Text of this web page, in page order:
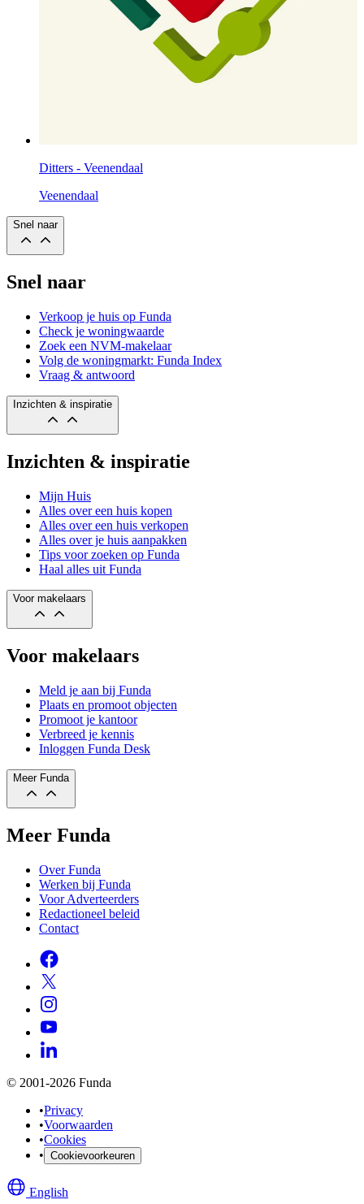
Ditters - Veenendaal
Veenendaal
Snel naar
Snel naar
Verkoop je huis op Funda
Check je woningwaarde
Zoek een NVM-makelaar
Volg de woningmarkt: Funda Index
Vraag & antwoord
Inzichten & inspiratie
Inzichten & inspiratie
Mijn Huis
Alles over een huis kopen
Alles over een huis verkopen
Alles over je huis aanpakken
Tips voor zoeken op Funda
Haal alles uit Funda
Voor makelaars
Voor makelaars
Meld je aan bij Funda
Plaats en promoot objecten
Promoot je kantoor
Verbreed je kennis
Inloggen Funda Desk
Meer Funda
Meer Funda
Over Funda
Werken bij Funda
Voor Adverteerders
Redactioneel beleid
Contact
© 2001-2026 Funda
•Privacy
•Voorwaarden
•Cookies
• Cookievoorkeuren
English